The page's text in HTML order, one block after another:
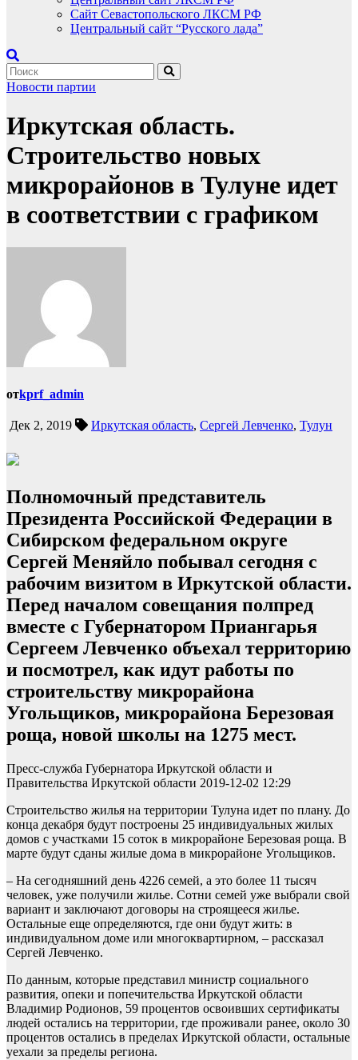
Сайт Севастопольского ЛКСМ РФ
Центральный сайт “Русского лада”
Новости партии
Иркутская область.
Строительство новых
микрорайонов в Тулуне идет
в соответствии с графиком
отkprf_admin
Дек 2, 2019 Иркутская область, Сергей Левченко, Тулун
Полномочный представитель
Президента Российской Федерации в
Сибирском федеральном округе
Сергей Меняйло побывал сегодня с
рабочим визитом в Иркутской области.
Перед началом совещания полпред
вместе с Губернатором Приангарья
Сергеем Левченко объехал территорию
и посмотрел, как идут работы по
строительству микрорайона
Угольщиков, микрорайона Березовая
роща, новой школы на 1275 мест.
Пресс-служба Губернатора Иркутской области и
Правительства Иркутской области 2019-12-02 12:29
Строительство жилья на территории Тулуна идет по плану. До
конца декабря будут построены 25 индивидуальных жилых
домов с участками 15 соток в микрорайоне Березовая роща. В
марте будут сданы жилые дома в микрорайоне Угольщиков.
– На сегодняшний день 4226 семей, а это более 11 тысяч
человек, уже получили жилье. Сотни семей уже выбрали свой
вариант и заключают договоры на строящееся жилье.
Остальные еще определяются, где они будут жить: в
индивидуальном доме или многоквартирном, – рассказал
Сергей Левченко.
По данным, которые представил министр социального
развития, опеки и попечительства Иркутской области
Владимир Родионов, 59 процентов освоивших сертификаты
людей остались на территории, где проживали ранее, около 30
процентов остались в пределах Иркутской области, остальные
уехали за пределы региона.